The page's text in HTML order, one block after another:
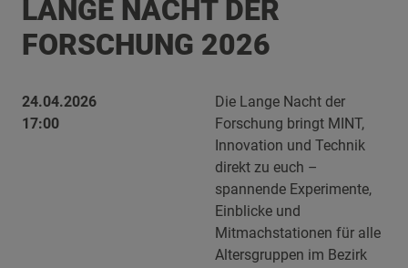
LANGE NACHT DER
FORSCHUNG 2026
24.04.2026
17:00
Die Lange Nacht der
Forschung bringt MINT,
Innovation und Technik
direkt zu euch –
spannende Experimente,
Einblicke und
Mitmachstationen für alle
Altersgruppen im Bezirk